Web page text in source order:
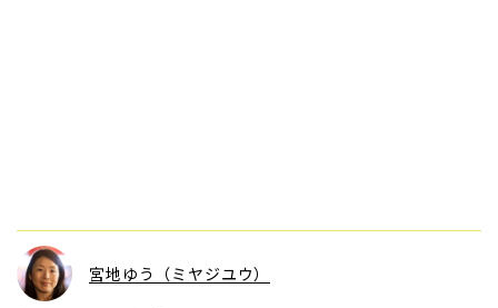
宮地ゆう（ミヤジユウ）